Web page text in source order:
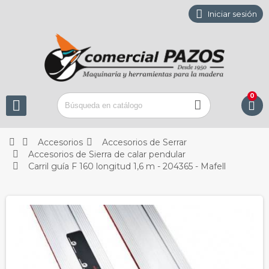
 Iniciar sesión
  
0
  Accesorios  Accesorios de Serrar
 Accesorios de Sierra de calar pendular
 Carril guía F 160 longitud 1,6 m - 204365 - Mafell